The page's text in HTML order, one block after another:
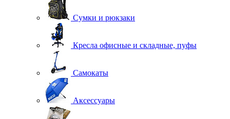
Сумки и рюкзаки
Кресла офисные и складные, пуфы
Самокаты
Аксессуары